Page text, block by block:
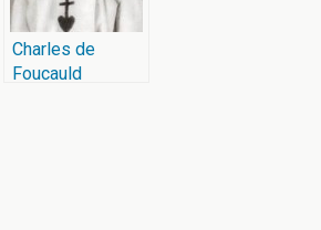
Charles de
Foucauld